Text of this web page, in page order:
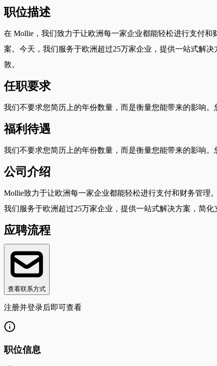
职位描述
在 Mollie，我们致力于让欧洲每一家企业都能轻松进行支付
案。今天，我们服务于欧洲超过25万家企业，提供一站式解
敦。
任职要求
我们不要求您简历上的年份数量，而是衡量您能带来的影响
福利待遇
我们不要求您简历上的年份数量，而是衡量您能带来的影响
公司介绍
Mollie致力于让欧洲每一家企业都能轻松进行支付和财务管理
我们服务于欧洲超过25万家企业，提供一站式解决方案，简
应聘流程
查看联系方式
注册并登录后即可查看
职位信息